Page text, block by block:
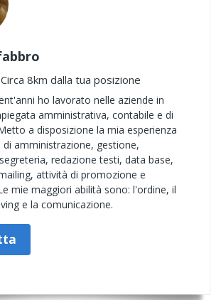
8km dalla tua posizione
ho lavorato nelle aziende in
amministrativa, contabile e di
a disposizione la mia esperienza
di amministrazione, gestione,
redazione testi, data base,
attività di promozione e
mie maggiori abilità sono: l'ordine, il
e la comunicazione.